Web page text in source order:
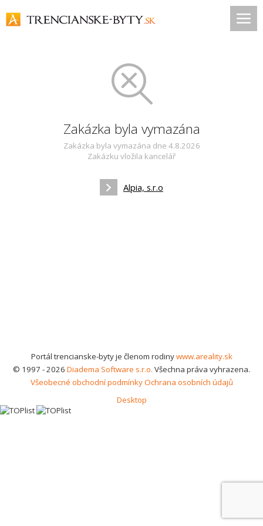
Zakázka byla vymazána
Zakázka byla vymazána dne 4.8.2026
Zakázku vložila kancelář
Alpia, s.r.o
Portál trencianske-byty je členom rodinywww.areality.sk
© 1997 - 2026 Diadema Software s.r.o. Všechna práva vyhrazena.
Všeobecné obchodní podmínkyOchrana osobních údajů
Desktop